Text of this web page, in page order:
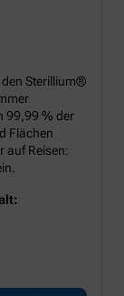
den Sterillium®
99,99 % der
Flächen
auf Reisen: